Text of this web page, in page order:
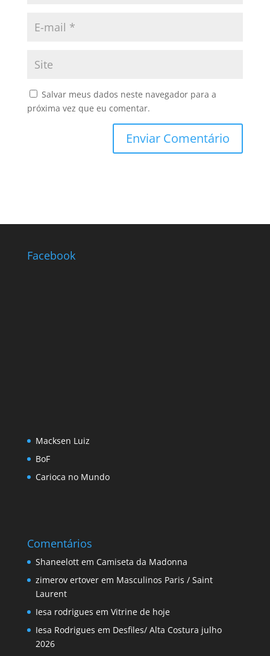
Salvar meus dados neste navegador para a
próxima vez que eu comentar.
Facebook
Macksen Luiz
BoF
Carioca no Mundo
Comentários
Shaneelottem Camiseta da Madonna
zimerov ertoverem Masculinos Paris / Saint
Laurent
Iesa rodrigues em Vitrine de hoje
Iesa Rodrigues em Desfiles/ Alta Costura julho
2026